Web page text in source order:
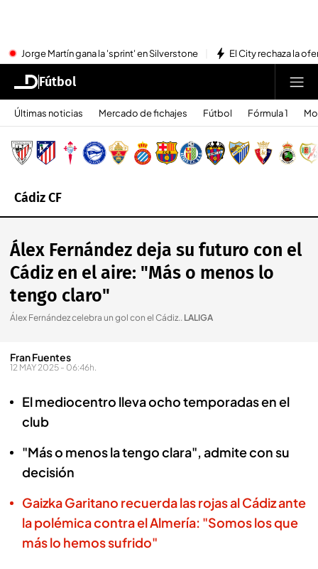
Jorge Martín gana la 'sprint' en Silverstone El City rechaza la
Fútbol
Últimas noticias Mercado de fichajes Fútbol Fórmula 1
Cádiz CF
Álex Fernández deja su futuro con el
Cádiz en el aire: "Más o menos lo
tengo claro"
Álex Fernández celebra un gol con el Cádiz.. LALIGA
Fran Fuentes
12 MAY 2025 - 06:46h.
El mediocentro lleva ocho temporadas en el
club
"Más o menos la tengo clara", admite con su
decisión
Gaizka Garitano recuerda las rojas al Cádiz ante
la polémica contra el Almería: "Somos los que
más lo hemos sufrido"